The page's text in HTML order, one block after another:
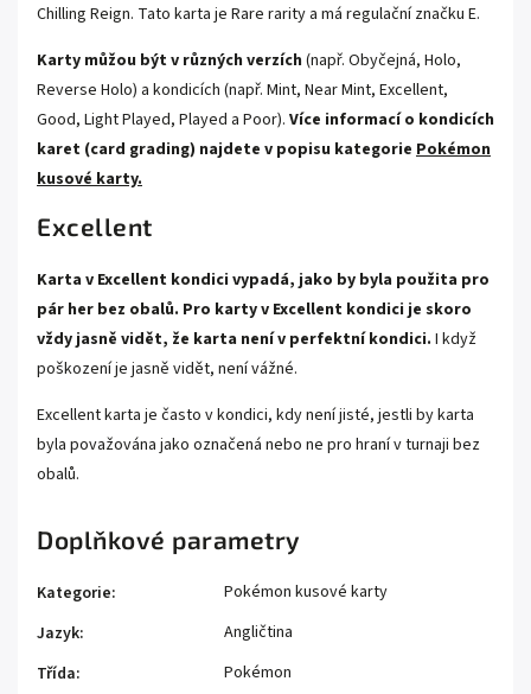
Chilling Reign. Tato karta je Rare rarity a má regulační značku E.
Karty můžou být v různých verzích (např. Obyčejná, Holo,
Reverse Holo) a kondicích (např. Mint, Near Mint, Excellent,
Good, Light Played, Played a Poor). Více informací o kondicích
karet (card grading) najdete v popisu kategorie Pokémon
kusové karty.
Excellent
Karta v Excellent kondici vypadá, jako by byla použita pro
pár her bez obalů. Pro karty v Excellent kondici je skoro
vždy jasně vidět, že karta není v perfektní kondici. I když
poškození je jasně vidět, není vážné.
Excellent karta je často v kondici, kdy není jisté, jestli by karta
byla považována jako označená nebo ne pro hraní v turnaji bez
obalů.
Doplňkové parametry
Kategorie:
Pokémon kusové karty
Jazyk:
Angličtina
Třída:
Pokémon